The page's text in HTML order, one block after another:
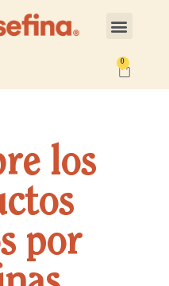
0
los
por